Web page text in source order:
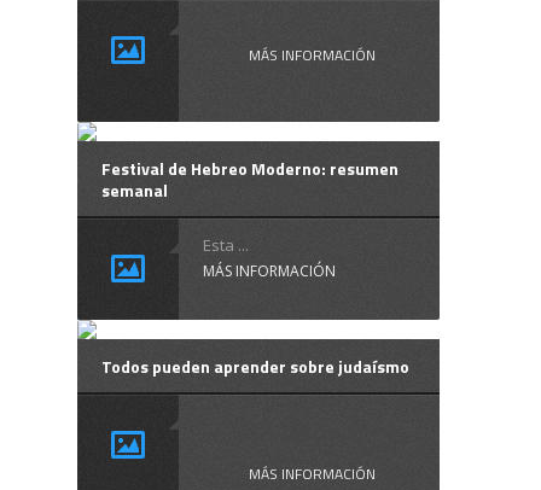
MÁS INFORMACIÓN
Festival de Hebreo Moderno: resumen
semanal
Esta ...
MÁS INFORMACIÓN
Todos pueden aprender sobre judaísmo
MÁS INFORMACIÓN